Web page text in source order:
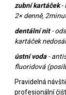
zubní kartáček-
2× denně,
dentální nit-
kartáček
ústní voda-
fluoridová
Pravidelná
profesionální